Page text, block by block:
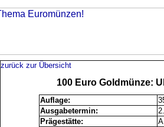
zurück zur Übersicht
100 EuroGoldmünze:
Auflage:
Ausgabetermin:
Prägestätte: